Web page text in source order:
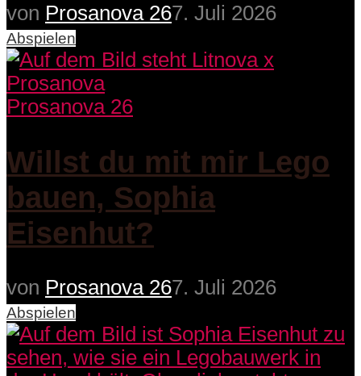
von Prosanova 267. Juli 2026
Abspielen
Prosanova 26
Willst du mit mir Lego
bauen, Sophia
Eisenhut?
von Prosanova 267. Juli 2026
Abspielen